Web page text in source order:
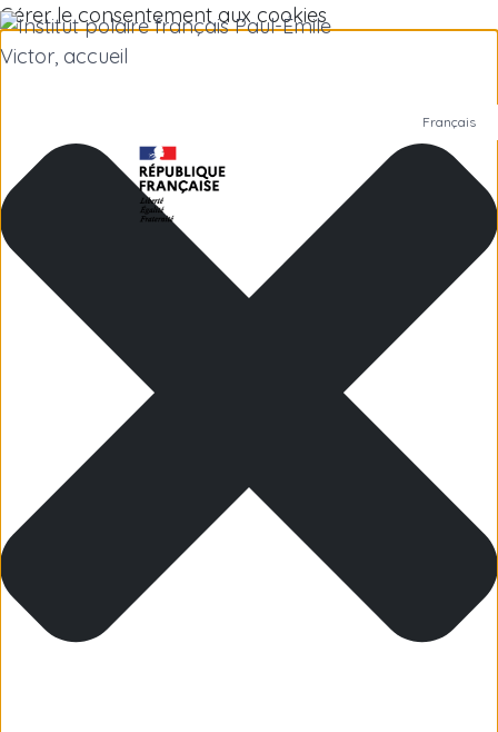
Gérer le consentement aux cookies
Polar Institute
Scientific research
Arctic
Français